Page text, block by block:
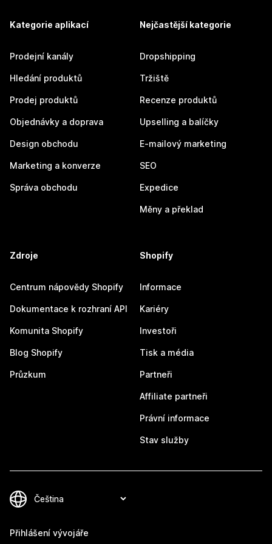
Kategorie aplikací
Prodejní kanály
Hledání produktů
Prodej produktů
Objednávky a doprava
Design obchodu
Marketing a konverze
Správa obchodu
Nejčastější kategorie
Dropshipping
Tržiště
Recenze produktů
Upselling a balíčky
E-mailový marketing
SEO
Expedice
Měny a překlad
Zdroje
Centrum nápovědy Shopify
Dokumentace k rozhraní API
Komunita Shopify
Blog Shopify
Průzkum
Shopify
Informace
Kariéry
Investoři
Tisk a média
Partneři
Affiliate partneři
Právní informace
Stav služby
Přihlášení vývojáře